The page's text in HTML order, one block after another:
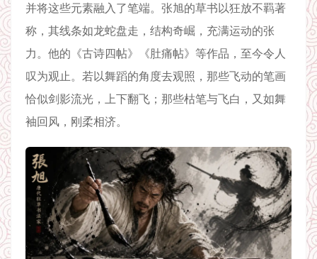
并将这些元素融入了笔端。张旭的草书以狂放不羁著
称，其线条如龙蛇盘走，结构奇崛，充满运动的张
力。他的《古诗四帖》《肚痛帖》等作品，至今令人
叹为观止。若以舞蹈的角度去观照，那些飞动的笔画
恰似剑影流光，上下翻飞；那些枯笔与飞白，又如舞
袖回风，刚柔相济。